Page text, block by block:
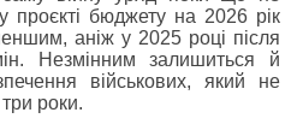
проєкті бюджету на 2026 рік
аніж у 2025 році після
Незмінним залишиться й
військових, який не
роки.